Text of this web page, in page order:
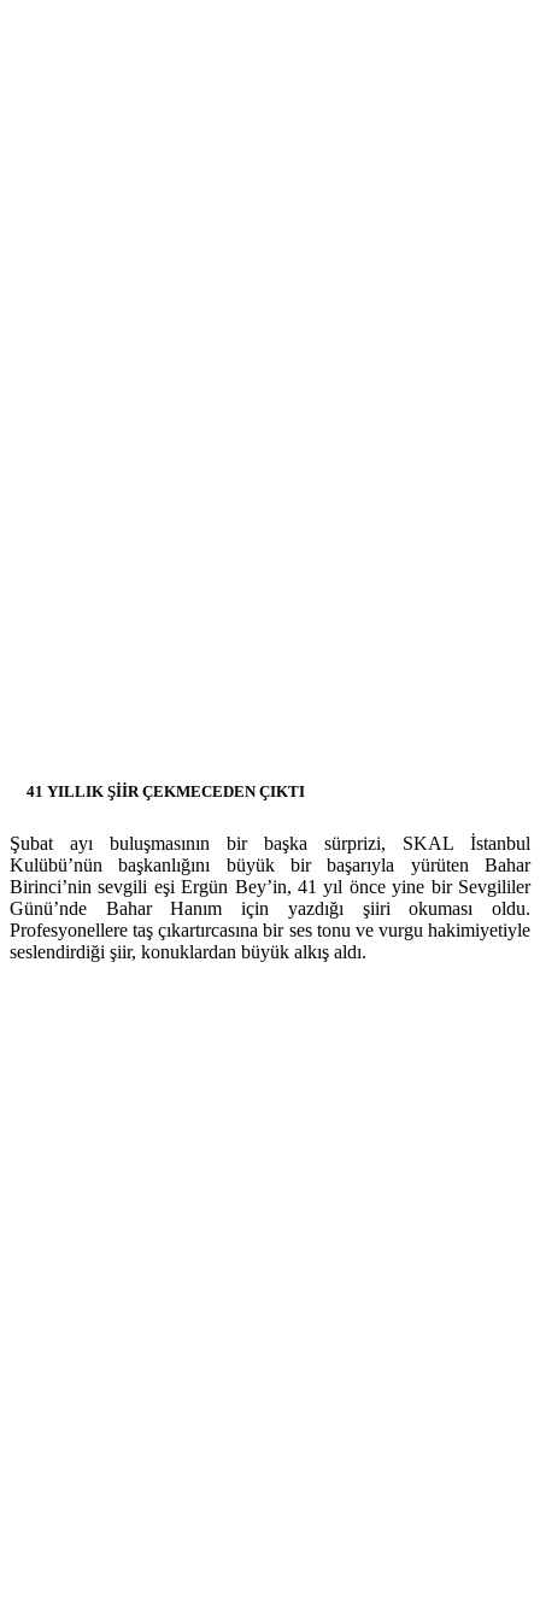
41 YILLIK ŞİİR ÇEKMECEDEN ÇIKTI
Şubat ayı buluşmasının bir başka sürprizi, SKAL İstanbul
Kulübü’nün başkanlığını büyük bir başarıyla yürüten Bahar
Birinci’nin sevgili eşi Ergün Bey’in, 41 yıl önce yine bir Sevgililer
Günü’nde Bahar Hanım için yazdığı şiiri okuması oldu.
Profesyonellere taş çıkartırcasına bir ses tonu ve vurgu hakimiyetiyle
seslendirdiği şiir, konuklardan büyük alkış aldı.